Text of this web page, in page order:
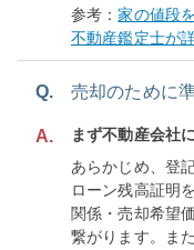
参考：家の値段
不動産鑑定士が
Q. 売却のために
A.
まず不動産会社
あらかじめ、登
ローン残高証明
関係・売却希望
繋がります。ま